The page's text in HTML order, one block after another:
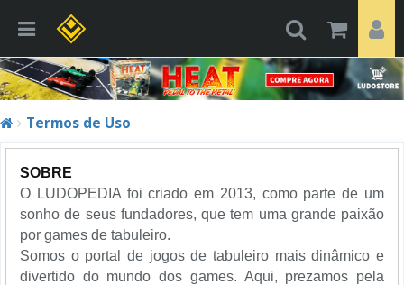
Termos de Uso
SOBRE
O LUDOPEDIA foi criado em 2013, como parte de um
sonho de seus fundadores, que tem uma grande paixão
por games de tabuleiro.
Somos o portal de jogos de tabuleiro mais dinâmico e
divertido do mundo dos games. Aqui, prezamos pela